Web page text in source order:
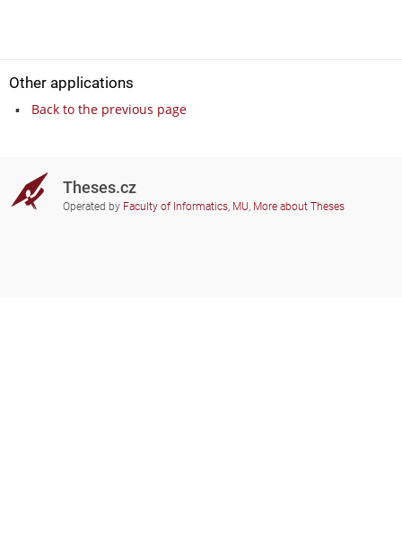
Other applications
Back to the previous page
Theses.cz
Operated by Faculty of Informatics, MU, More about Theses